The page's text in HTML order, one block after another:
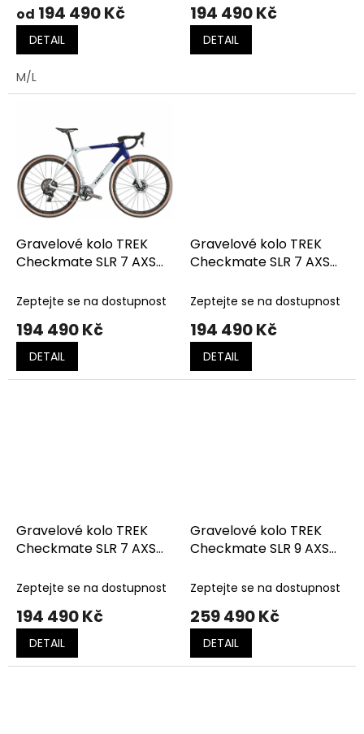
od 194 490 Kč
DETAIL
M/L
194 490 Kč
DETAIL
Gravelové kolo TREK
Checkmate SLR 7 AXS
Grey Pearl
Zeptejte se na dostupnost
194 490 Kč
DETAIL
Gravelové kolo TREK
Checkmate SLR 7 AXS
Deep Smoke
Zeptejte se na dostupnost
194 490 Kč
DETAIL
Gravelové kolo TREK
Checkmate SLR 7 AXS
Zeptejte se na dostupnost
194 490 Kč
DETAIL
Gravelové kolo TREK
Checkmate SLR 9 AXS
Zeptejte se na dostupnost
259 490 Kč
DETAIL